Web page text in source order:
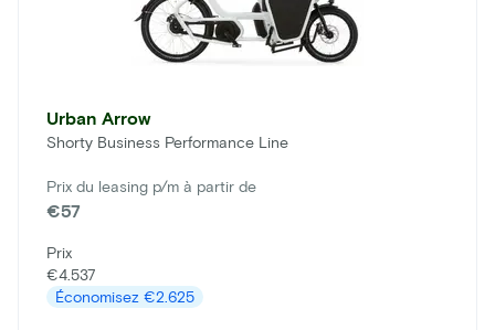
Urban Arrow
Shorty Business Performance Line
Prix du leasing p/m à partir de
€57
Prix
€4.537
Économisez €2.625